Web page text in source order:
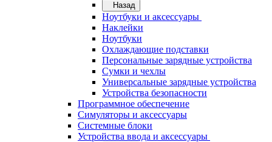
Назад
Ноутбуки и аксессуары
Наклейки
Ноутбуки
Охлаждающие подставки
Персональные зарядные устройства
Сумки и чехлы
Универсальные зарядные устройства
Устройства безопасности
Программное обеспечение
Симуляторы и аксессуары
Системные блоки
Устройства ввода и аксессуары